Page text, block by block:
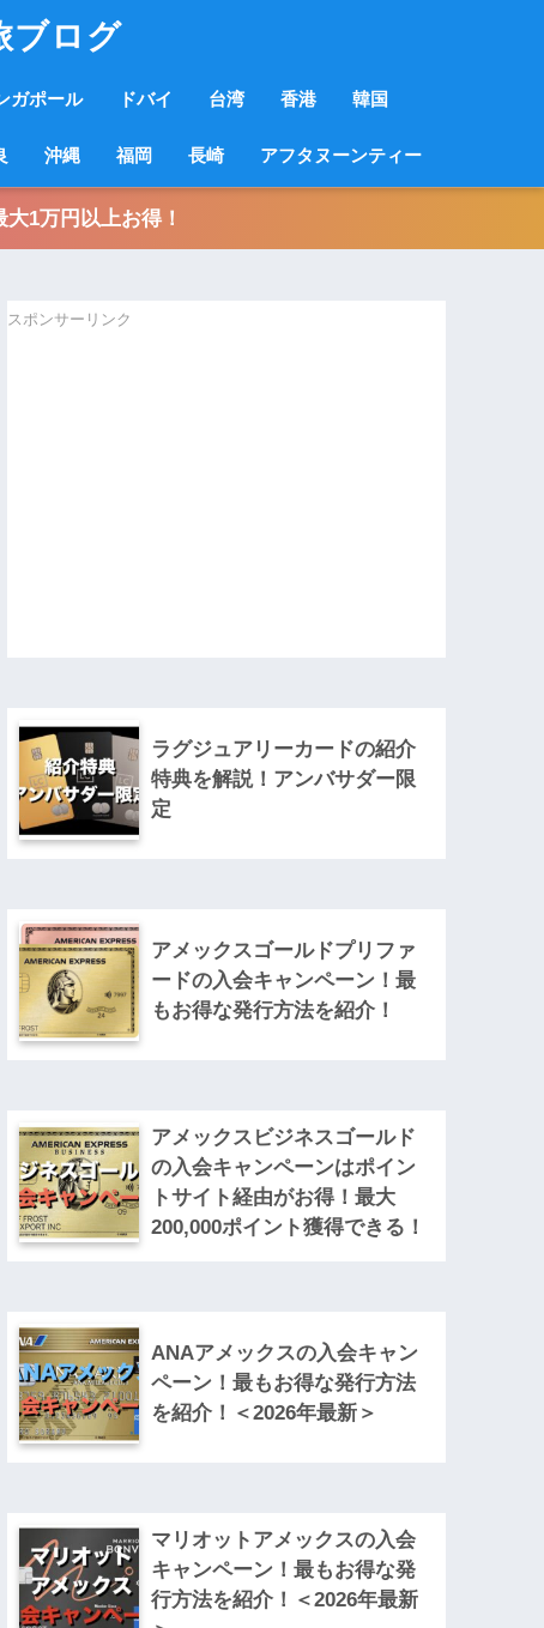
ブログ
ガポール ドバイ 台湾 香港 韓国
沖縄 福岡 長崎 アフタヌーンティー
1万円以上お得！
スポンサーリンク
ラグジュアリーカードの紹介
特典を解説！アンバサダー限
定
アメックスゴールドプリファ
ードの入会キャンペーン！最
もお得な発行方法を紹介！
アメックスビジネスゴールド
の入会キャンペーンはポイン
トサイト経由がお得！最大
200,000ポイント獲得できる！
ANAアメックスの入会キャン
ペーン！最もお得な発行方法
を紹介！＜2026年最新＞
マリオットアメックスの入会
キャンペーン！最もお得な発
行方法を紹介！＜2026年最新